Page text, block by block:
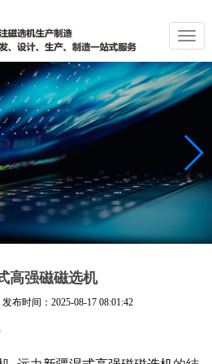
切
换
导
航
高强磁磁选机
发布时间： 2025-08-17 08:01:42